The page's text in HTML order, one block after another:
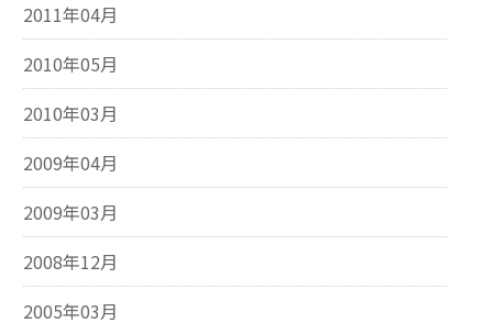
2011年04月
2010年05月
2010年03月
2009年04月
2009年03月
2008年12月
2005年03月